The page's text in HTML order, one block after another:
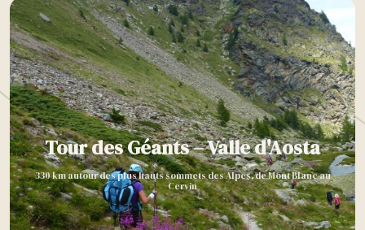
Tour des Géants – Valle d'Aosta
330 km autour des plus hauts sommets des Alpes, de Mont Blanc au
Cervin